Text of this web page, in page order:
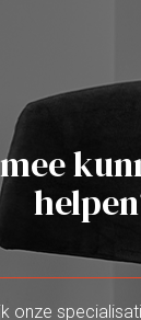
onze